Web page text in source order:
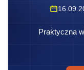
Praktyczna